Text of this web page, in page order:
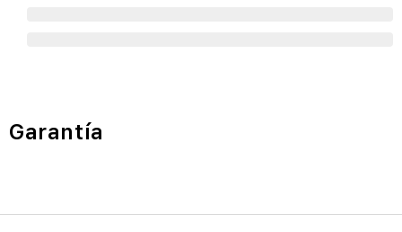
Garantía